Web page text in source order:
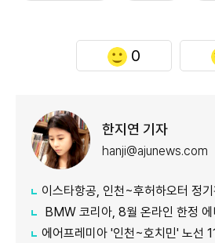
0
한지연 기자
hanji@ajunews.com
이스타항공, 인천~후허하오터 정
BMW 코리아, 8월 온라인 한정 에
에어프레미아 '인천~호치민' 노선 11월